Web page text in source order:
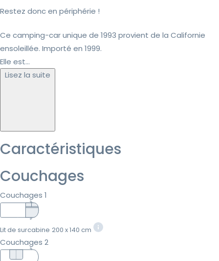
Restez donc en périphérie !
Ce camping-car unique de 1993 provient de la Californie
ensoleillée. Importé en 1999.
Elle est...
Lisez la suite
Caractéristiques
Couchages
Couchages 1
Lit de surcabine 200 x 140 cm
Couchages 2